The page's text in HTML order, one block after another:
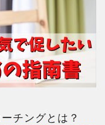
チングとは？